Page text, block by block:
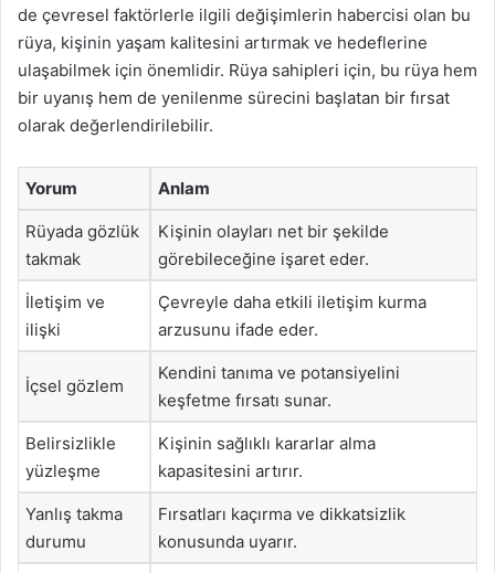
de çevresel faktörlerle ilgili değişimlerin habercisi olan bu
rüya, kişinin yaşam kalitesini artırmak ve hedeflerine
ulaşabilmek için önemlidir. Rüya sahipleri için, bu rüya hem
bir uyanış hem de yenilenme sürecini başlatan bir fırsat
olarak değerlendirilebilir.
Yorum Anlam
Rüyada gözlük
takmak
Kişinin olayları net bir şekilde
görebileceğine işaret eder.
İletişim ve
ilişki
Çevreyle daha etkili iletişim kurma
arzusunu ifade eder.
İçsel gözlem
Kendini tanıma ve potansiyelini
keşfetme fırsatı sunar.
Belirsizlikle
yüzleşme
Kişinin sağlıklı kararlar alma
kapasitesini artırır.
Yanlış takma
durumu
Fırsatları kaçırma ve dikkatsizlik
konusunda uyarır.